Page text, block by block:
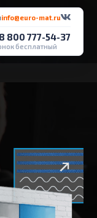
info@euro-mat.ru
8 800 777-54-37
бесплатный